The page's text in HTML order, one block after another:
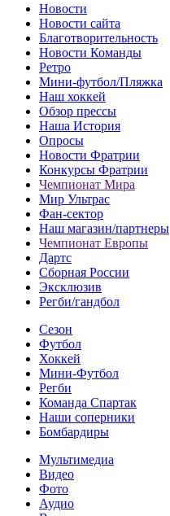
Новости
Новости сайта
Благотворительность
Новости Команды
Ретро
Мини-футбол/Пляжка
Наш хоккей
Обзор прессы
Наша История
Опросы
Новости Фратрии
Конкурсы Фратрии
Чемпионат Мира
Мир Ультрас
Фан-cектор
Наш магазин/партнеры
Чемпионат Европы
Дартс
Сборная России
Эксклюзив
Регби/гандбол
Сезон
Футбол
Хоккей
Мини-Футбол
Регби
Команда Спартак
Наши соперники
Бомбардиры
Мультимедиа
Видео
Фото
Аудио